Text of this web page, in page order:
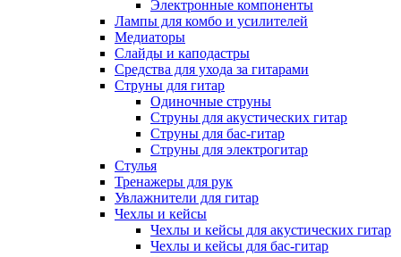
Электронные компоненты
Лампы для комбо и усилителей
Медиаторы
Слайды и каподастры
Средства для ухода за гитарами
Струны для гитар
Одиночные струны
Струны для акустических гитар
Струны для бас-гитар
Струны для электрогитар
Стулья
Тренажеры для рук
Увлажнители для гитар
Чехлы и кейсы
Чехлы и кейсы для акустических гитар
Чехлы и кейсы для бас-гитар